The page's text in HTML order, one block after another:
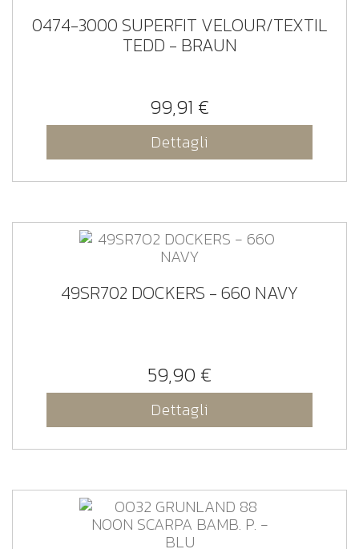
0474-3000 SUPERFIT VELOUR/TEXTIL
TEDD - BRAUN
99,91 €
Dettagli
49SR702 DOCKERS - 660 NAVY
59,90 €
Dettagli